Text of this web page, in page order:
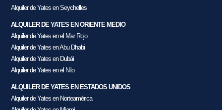
Alquiler de Yates en Seychelles
ALQUILER DE YATES EN ORIENTE MEDIO
Alquiler de Yates en el Mar Rojo
Alquiler de Yates en Abu Dhabi
Alquiler de Yates en Dubái
Alquiler de Yates en el Nilo
ALQUILER DE YATES EN ESTADOS UNIDOS
Alquiler de Yates en Norteamérica